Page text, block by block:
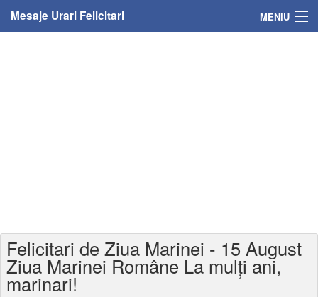
Mesaje Urari Felicitari MENIU
Felicitari varsta
Felicitari zilele anului
Felicitari de Ziua Marinei - 15 August
Ziua Marinei Române La mulți ani,
marinari!